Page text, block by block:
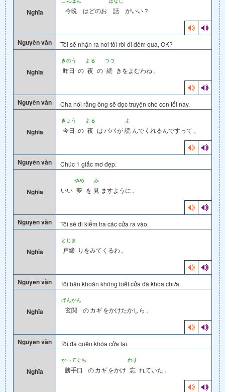
Nghĩa 今晩 はどのお 話 がいい？
Nguyên văn Tôi sẽ nhận ra nơi tôi rời đi đêm qua, OK?
Nghĩa
きのう
昨日 の
よる
夜 の
つづ
続 きをよむわね 。
Nguyên văn Cha nói rằng ông sẽ đọc truyện cho con tối nay.
Nghĩa
きょう
今日 の
よる
夜 は パパが
よ
読 んでくれるんですって 。
Nguyên văn Chúc 1 giấc mơ đẹp.
Nghĩa いい
ゆめ
夢 を
み
見 ますように 。
Nguyên văn Tôi sẽ đi kiểm tra các cửa ra vào.
Nghĩa
とじま
戸締 りをみてくるわ 。
Nguyên văn Tôi băn khoăn không biết cửa đã khóa chưa.
Nghĩa
げんかん
玄関 のカギをかけたかしら 。
Nguyên văn Tôi đã quên khóa cửa lại.
Nghĩa
かってぐち
勝手口 のカギをかけ
わす
忘 れていた 。